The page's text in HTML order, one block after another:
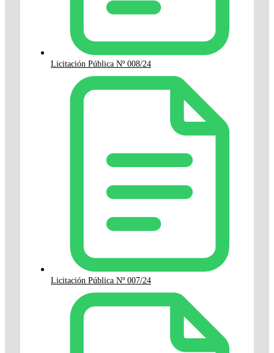
Licitación Pública Nº 008/24
Licitación Pública Nº 007/24